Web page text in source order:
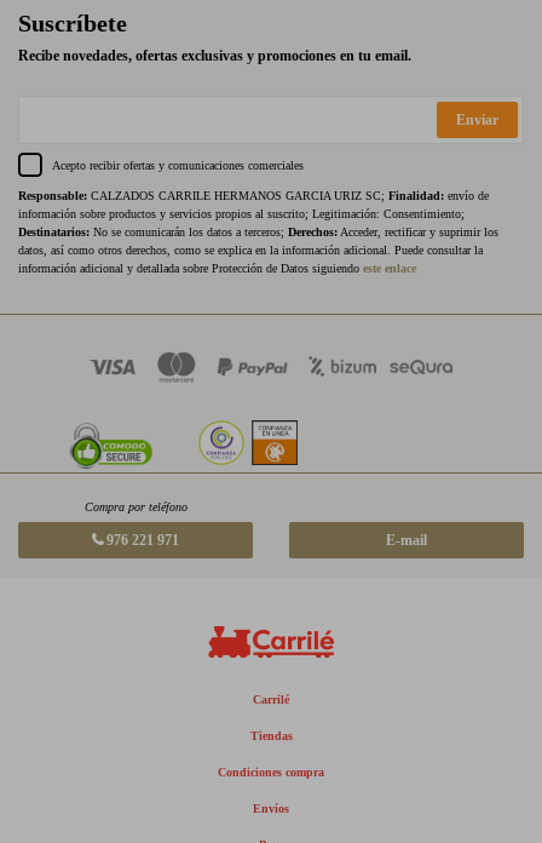
Suscríbete
Recibe novedades, ofertas exclusivas y promociones en tu email.
Enviar
Acepto recibir ofertas y comunicaciones comerciales
Responsable: CALZADOS CARRILE HERMANOS GARCIA URIZ SC; Finalidad: envío de
información sobre productos y servicios propios al suscrito; Legitimación: Consentimiento;
Destinatarios: No se comunicarán los datos a terceros; Derechos: Acceder, rectificar y suprimir los
datos, así como otros derechos, como se explica en la información adicional. Puede consultar la
información adicional y detallada sobre Protección de Datos siguiendo este enlace
Compra por teléfono
976 221 971 E-mail
Carrilé
Tiendas
Condiciones compra
Envíos